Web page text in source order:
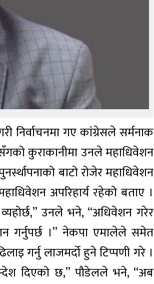
निर्वाचनमा गए कांग्रेसले सर्मनाक
कुराकानीमा उनले महाधिवेशन
बाटो रोजेर महाधिवेशन
अपरिहार्य रहेको बताए ।
उनले भने, “अधिवेशन गरेर
गर्नुपर्छ ।” नेकपा एमालेले समेत
गर्नु लाजमर्दो हुने टिप्पणी गरे ।
दिएको छ,” पौडेलले भने, “अब